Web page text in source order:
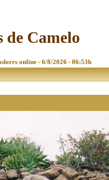
de Camelo
online - 6/8/2026 - 06:53h